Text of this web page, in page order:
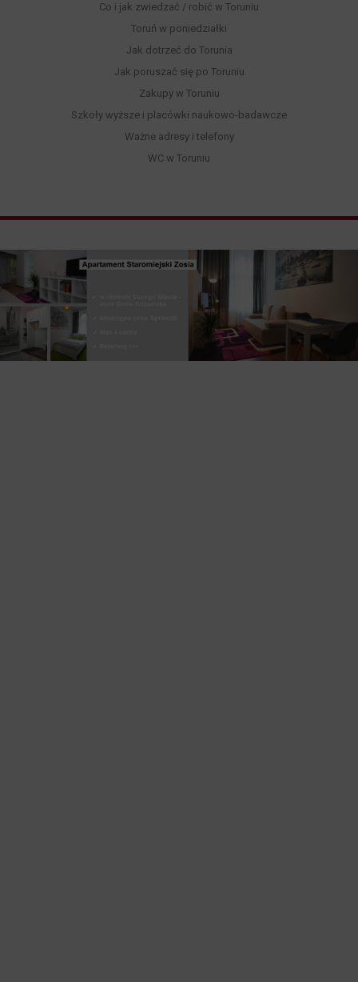
Co i jak zwiedzać / robić w Toruniu
Toruń w poniedziałki
Jak dotrzeć do Torunia
Jak poruszać się po Toruniu
Zakupy w Toruniu
Szkoły wyższe i placówki naukowo-badawcze
Ważne adresy i telefony
WC w Toruniu